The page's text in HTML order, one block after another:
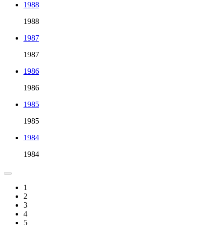
1988
1988
1987
1987
1986
1986
1985
1985
1984
1984
1
2
3
4
5